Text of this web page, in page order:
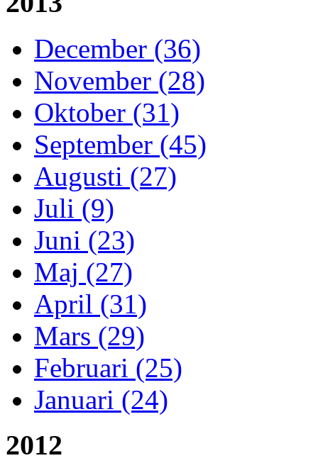
December (36)
November (28)
Oktober (31)
September (45)
Augusti (27)
Juli (9)
Juni (23)
Maj (27)
April (31)
Mars (29)
Februari (25)
Januari (24)
2012